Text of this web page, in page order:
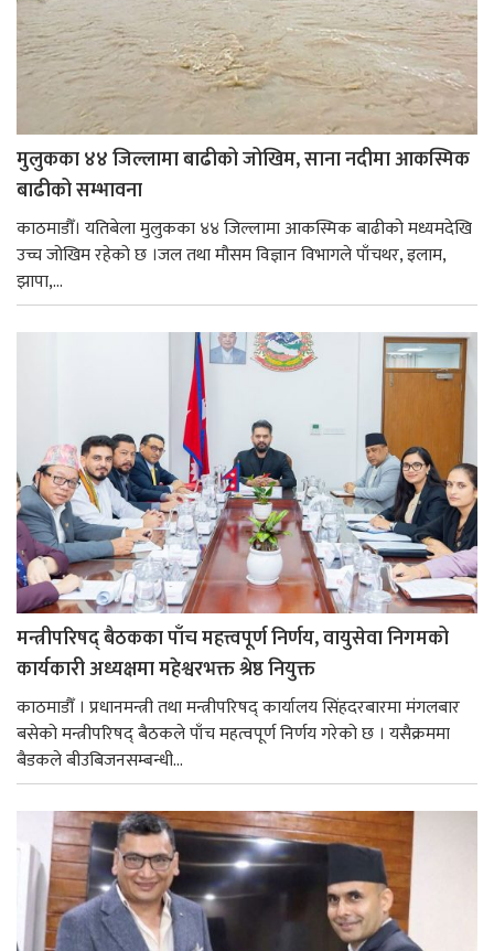
मुलुकका ४४ जिल्लामा बाढीको जोखिम, साना नदीमा आकस्मिक
बाढीको सम्भावना
काठमाडौँ। यतिबेला मुलुकका ४४ जिल्लामा आकस्मिक बाढीको मध्यमदेखि
उच्च जोखिम रहेको छ ।जल तथा मौसम विज्ञान विभागले पाँचथर, इलाम,
झापा,...
मन्त्रीपरिषद् बैठकका पाँच महत्त्वपूर्ण निर्णय, वायुसेवा निगमको
कार्यकारी अध्यक्षमा महेश्वरभक्त श्रेष्ठ नियुक्त
काठमाडौँ । प्रधानमन्त्री तथा मन्त्रीपरिषद् कार्यालय सिंहदरबारमा मंगलबार
बसेको मन्त्रीपरिषद् बैठकले पाँच महत्वपूर्ण निर्णय गरेको छ । यसैक्रममा
बैडकले बीउबिजनसम्बन्धी...